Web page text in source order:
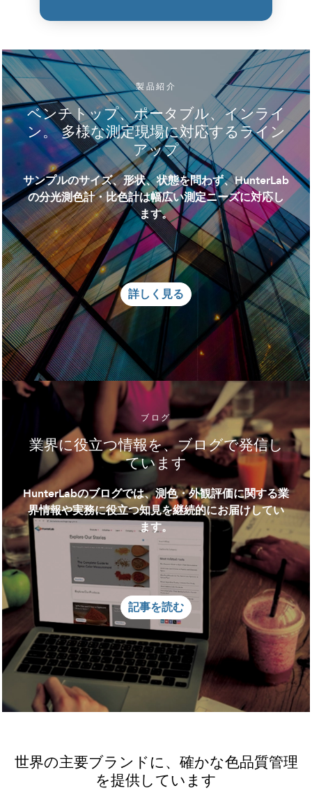
製品紹介
ベンチトップ、ポータブル、インライ
ン。 多様な測定現場に対応するライン
アップ
サンプルのサイズ、形状、状態を問わず、HunterLab
の分光測色計・比色計は幅広い測定ニーズに対応し
ます。
詳しく見る
ブログ
業界に役立つ情報を、ブログで発信し
ています
HunterLabのブログでは、測色・外観評価に関する業
界情報や実務に役立つ知見を継続的にお届けしてい
ます。
記事を読む
世界の主要ブランドに、確かな色品質管理
を提供しています